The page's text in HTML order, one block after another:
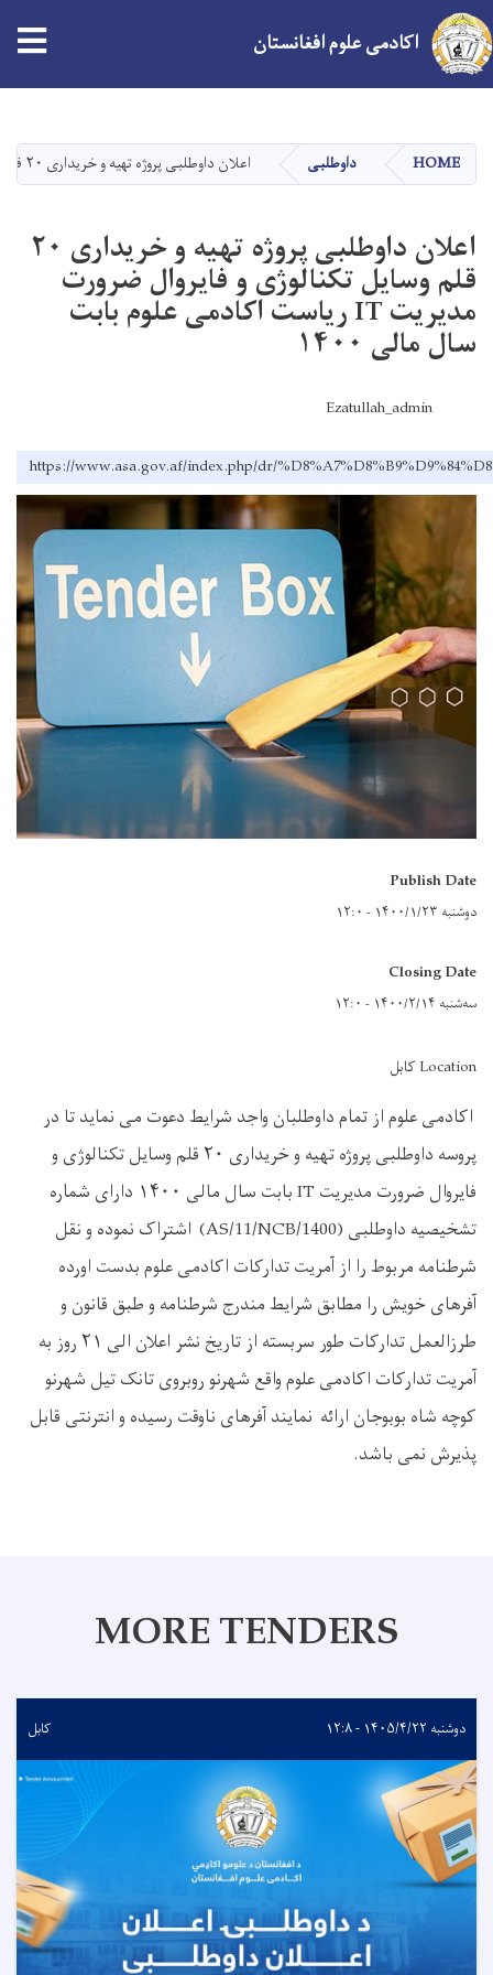
main
content
اکادمی علوم افغانستان
HOME داوطلبی اعلان داوطلبی پروژه تهیه و خریداری ۲۰ قلم وسایل تکنالوژی و فایروال ضرورت مدیریت IT ریاست اکادمی علوم بابت سال مالی ۱۴۰۰
اعلان داوطلبی پروژه تهیه و خریداری ۲۰
قلم وسایل تکنالوژی و فایروال ضرورت
مدیریت IT ریاست اکادمی علوم بابت
سال مالی ۱۴۰۰
Ezatullah_admin
https://www.asa.gov.af/index.php/dr/
Publish Date
دوشنبه ۱۴۰۰/۱/۲۳ - ۱۲:۰
Closing Date
سه‌شنبه ۱۴۰۰/۲/۱۴ - ۱۲:۰
Location کابل
اکادمی علوم از تمام داوطلبان واجد شرایط دعوت می نماید تا در
پروسه داوطلبی پروژه تهیه و خریداری ۲۰ قلم وسایل تکنالوژی و
فایروال ضرورت مدیریت IT بابت سال مالی ۱۴۰۰ دارای شماره
تشخیصیه داوطلبی (AS/11/NCB/1400) اشتراک نموده و نقل
شرطنامه مربوط را از آمریت تدارکات اکادمی علوم بدست اورده
آفرهای خویش را مطابق شرایط مندرج شرطنامه و طبق قانون و
طرزالعمل تدارکات طور سربسته از تاریخ نشر اعلان الی ۲۱ روز به
آمریت تدارکات اکادمی علوم واقع شهرنو روبروی تانک تیل شهرنو
کوچه شاه بوبوجان ارائه نمایند آفرهای ناوقت رسیده و انترنتی قابل
پذیرش نمی باشد.
MORE TENDERS
دوشنبه ۱۴۰۵/۴/۲۲ - ۱۲:۸ کابل